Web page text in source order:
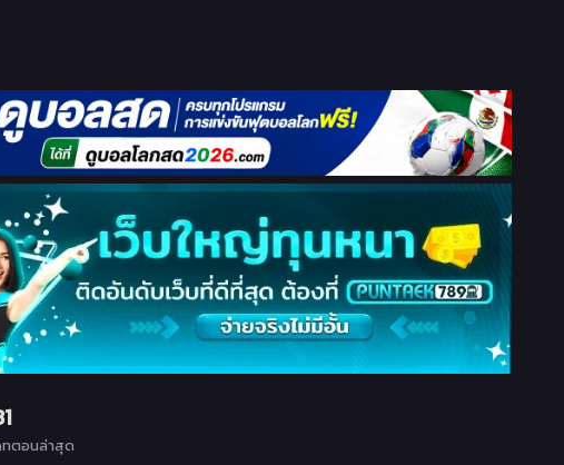
ตอนล่าสุด